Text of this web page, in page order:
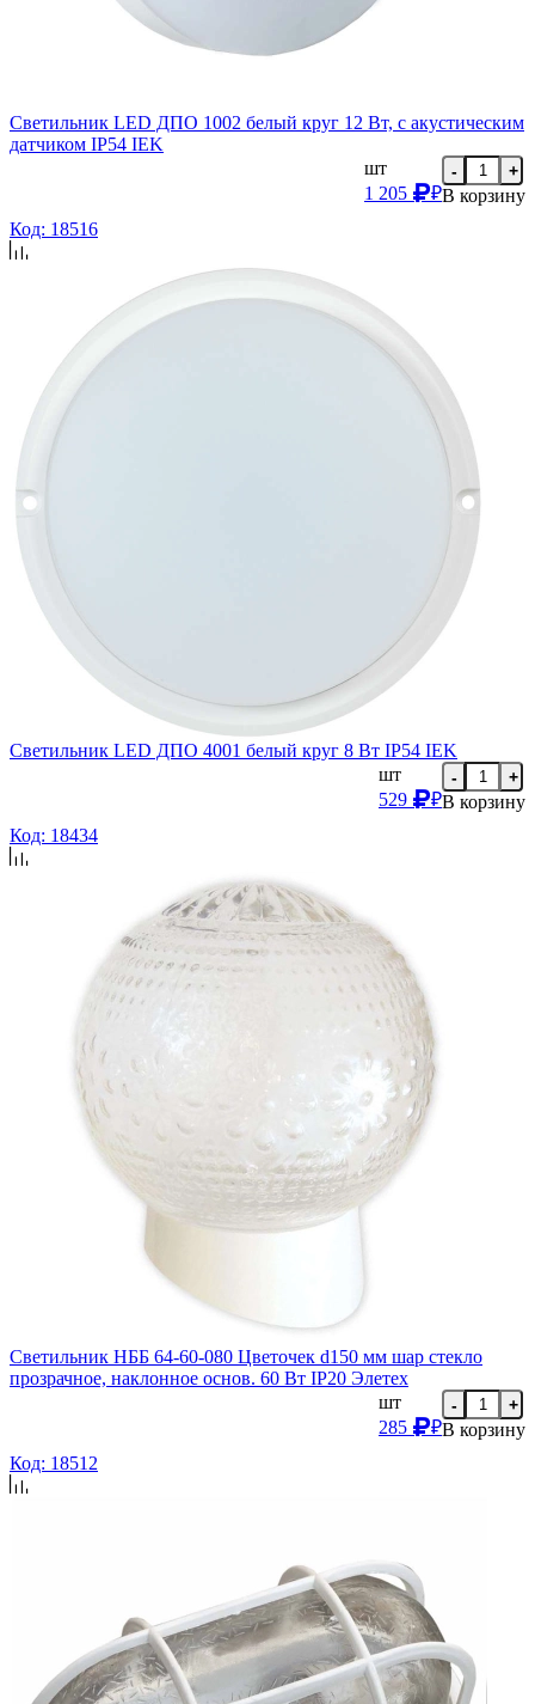
Светильник LED ДПО 1002 белый круг 12 Вт, с акустическим
датчиком IP54 IEK
шт
1 205
₽
- +
В корзину
Код: 18516
Светильник LED ДПО 4001 белый круг 8 Вт IP54 IEK
шт
529
₽
- +
В корзину
Код: 18434
Светильник НББ 64-60-080 Цветочек d150 мм шар стекло
прозрачное, наклонное основ. 60 Вт IP20 Элетех
шт
285
₽
- +
В корзину
Код: 18512